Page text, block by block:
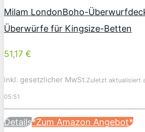
Milam LondonBoho-
Überwürfe für Kingsize-Betten
51,17 €
inkl. gesetzlicher MwSt.Zuletzt aktualisiert
05:51
Details*Zum Amazon Angebot*